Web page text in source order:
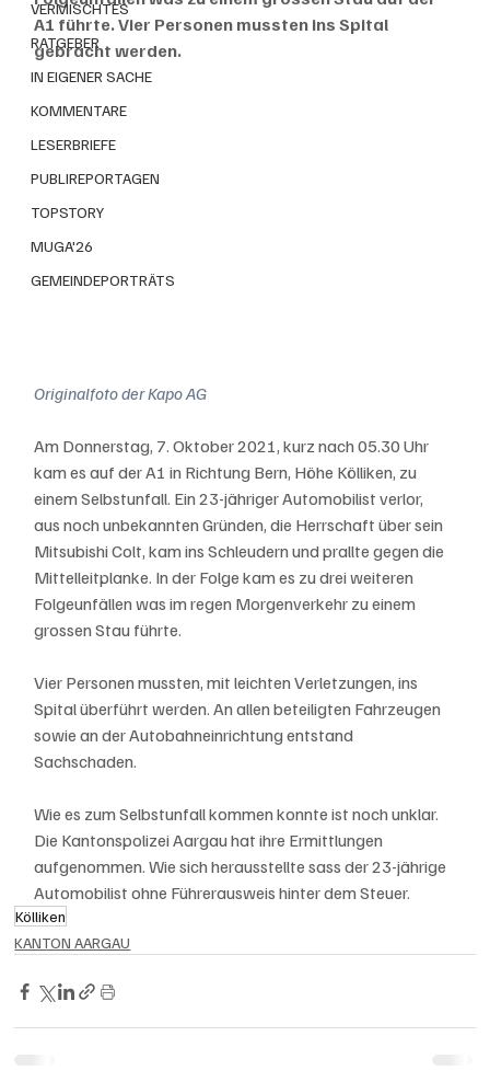
VERMISCHTES
RATGEBER
IN EIGENER SACHE
KOMMENTARE
LESERBRIEFE
PUBLIREPORTAGEN
TOPSTORY
MUGA'26
GEMEINDEPORTRÄTS
A1 führte. Vier Personen mussten ins Spital
gebracht werden.
Originalfoto der Kapo AG
Am Donnerstag, 7. Oktober 2021, kurz nach 05.30 Uhr
kam es auf der A1 in Richtung Bern, Höhe Kölliken, zu
einem Selbstunfall. Ein 23-jähriger Automobilist verlor,
aus noch unbekannten Gründen, die Herrschaft über sein
Mitsubishi Colt, kam ins Schleudern und prallte gegen die
Mittelleitplanke. In der Folge kam es zu drei weiteren
Folgeunfällen was im regen Morgenverkehr zu einem
grossen Stau führte.
Vier Personen mussten, mit leichten Verletzungen, ins
Spital überführt werden. An allen beteiligten Fahrzeugen
sowie an der Autobahneinrichtung entstand
Sachschaden.
Wie es zum Selbstunfall kommen konnte ist noch unklar.
Die Kantonspolizei Aargau hat ihre Ermittlungen
aufgenommen. Wie sich herausstellte sass der 23-jährige
Automobilist ohne Führerausweis hinter dem Steuer.
Kölliken
KANTON AARGAU